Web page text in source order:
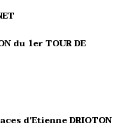
du 1er TOUR DE
d'Etienne DRIOTON